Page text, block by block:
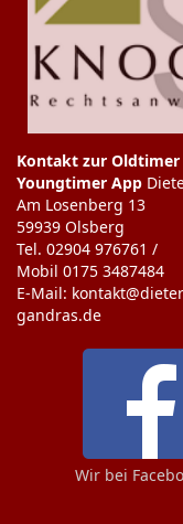
Kontakt zur Oldtimer
Youngtimer App
Am Losenberg 13
59939 Olsberg
Tel. 02904 976761 /
Mobil 0175 3487484
E-Mail:
gandras.de
Wir bei